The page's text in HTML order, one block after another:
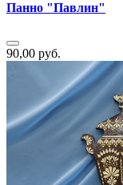
Панно "Павлин"
90,00 руб.